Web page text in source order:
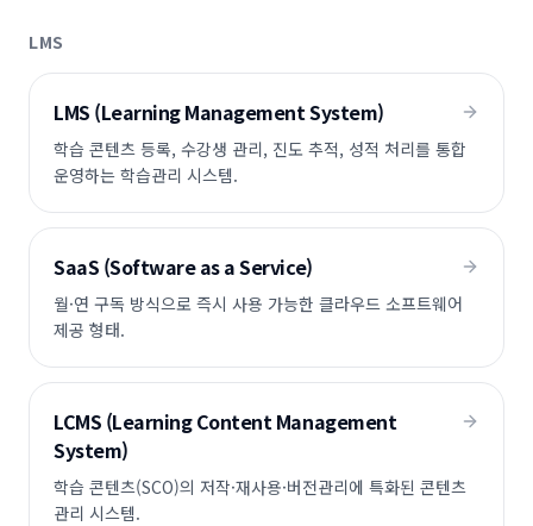
LMS
LMS (Learning Management System)
학습 콘텐츠 등록, 수강생 관리, 진도 추적, 성적 처리를 통합
운영하는 학습관리 시스템.
SaaS (Software as a Service)
월·연 구독 방식으로 즉시 사용 가능한 클라우드 소프트웨어
제공 형태.
LCMS (Learning Content Management
System)
학습 콘텐츠(SCO)의 저작·재사용·버전관리에 특화된 콘텐츠
관리 시스템.